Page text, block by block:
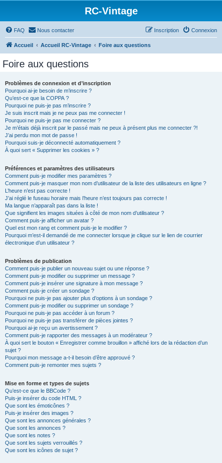
RC-Vintage
FAQ Nous contacter Connexion
Inscription
Accueil Accueil RC-Vintage Foire aux questions
Foire aux questions
Problèmes de connexion et d’inscription
Pourquoi ai-je besoin de m’inscrire ?
Qu’est-ce que la COPPA ?
Pourquoi ne puis-je pas m’inscrire ?
Je suis inscrit mais je ne peux pas me connecter !
Pourquoi ne puis-je pas me connecter ?
Je m’étais déjà inscrit par le passé mais ne peux à présent plus me connecter ?!
J’ai perdu mon mot de passe !
Pourquoi suis-je déconnecté automatiquement ?
À quoi sert « Supprimer les cookies » ?
Préférences et paramètres des utilisateurs
Comment puis-je modifier mes paramètres ?
Comment puis-je masquer mon nom d’utilisateur de la liste des utilisateurs en ligne ?
L’heure n’est pas correcte !
J’ai réglé le fuseau horaire mais l’heure n’est toujours pas correcte !
Ma langue n’apparaît pas dans la liste !
Que signifient les images situées à côté de mon nom d’utilisateur ?
Comment puis-je afficher un avatar ?
Quel est mon rang et comment puis-je le modifier ?
Pourquoi m’est-il demandé de me connecter lorsque je clique sur le lien de courrier
électronique d’un utilisateur ?
Problèmes de publication
Comment puis-je publier un nouveau sujet ou une réponse ?
Comment puis-je modifier ou supprimer un message ?
Comment puis-je insérer une signature à mon message ?
Comment puis-je créer un sondage ?
Pourquoi ne puis-je pas ajouter plus d’options à un sondage ?
Comment puis-je modifier ou supprimer un sondage ?
Pourquoi ne puis-je pas accéder à un forum ?
Pourquoi ne puis-je pas transférer de pièces jointes ?
Pourquoi ai-je reçu un avertissement ?
Comment puis-je rapporter des messages à un modérateur ?
À quoi sert le bouton « Enregistrer comme brouillon » affiché lors de la rédaction d’un
sujet ?
Pourquoi mon message a-t-il besoin d’être approuvé ?
Comment puis-je remonter mes sujets ?
Mise en forme et types de sujets
Qu’est-ce que le BBCode ?
Puis-je insérer du code HTML ?
Que sont les émoticônes ?
Puis-je insérer des images ?
Que sont les annonces générales ?
Que sont les annonces ?
Que sont les notes ?
Que sont les sujets verrouillés ?
Que sont les icônes de sujet ?